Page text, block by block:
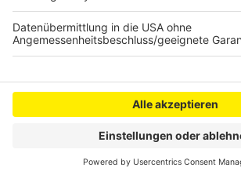
Anzeige